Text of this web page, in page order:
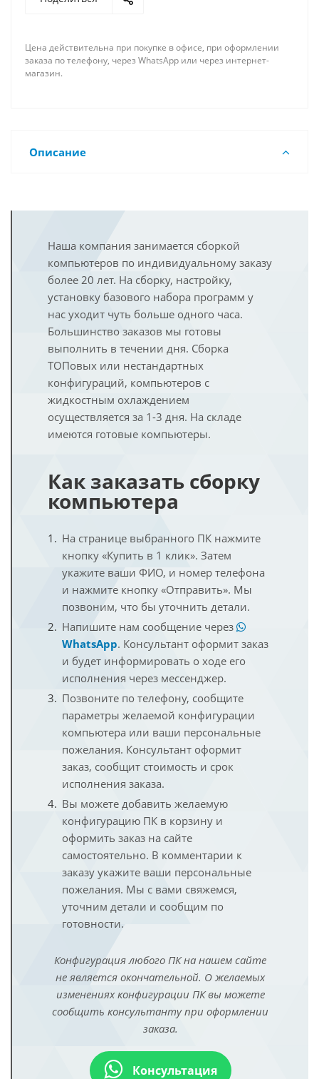
Цена действительна при покупке в офисе, при оформлении
заказа по телефону, через WhatsApp или через интернет-
магазин.
Описание
Наша компания занимается сборкой
компьютеров по индивидуальному заказу
более 20 лет. На сборку, настройку,
установку базового набора программ у
нас уходит чуть больше одного часа.
Большинство заказов мы готовы
выполнить в течении дня. Сборка
ТОПовых или нестандартных
конфигураций, компьютеров с
жидкостным охлаждением
осуществляется за 1-3 дня. На складе
имеются готовые компьютеры.
Как заказать сборку
компьютера
На странице выбранного ПК нажмите
кнопку «Купить в 1 клик». Затем
укажите ваши ФИО, и номер телефона
и нажмите кнопку «Отправить». Мы
позвоним, что бы уточнить детали.
Напишите нам сообщение через
WhatsApp. Консультант оформит заказ
и будет информировать о ходе его
исполнения через мессенджер.
Позвоните по телефону, сообщите
параметры желаемой конфигурации
компьютера или ваши персональные
пожелания. Консультант оформит
заказ, сообщит стоимость и срок
исполнения заказа.
Вы можете добавить желаемую
конфигурацию ПК в корзину и
оформить заказ на сайте
самостоятельно. В комментарии к
заказу укажите ваши персональные
пожелания. Мы с вами свяжемся,
уточним детали и сообщим по
готовности.
Конфигурация любого ПК на нашем сайте
не является окончательной. О желаемых
изменениях конфигурации ПК вы можете
сообщить консультанту при оформлении
заказа.
Консультация